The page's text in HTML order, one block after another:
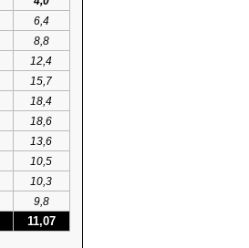
6,4
8,8
12,4
15,7
18,4
18,6
13,6
10,5
10,3
9,8
11,07